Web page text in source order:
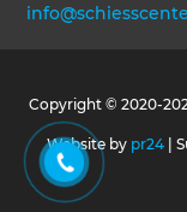
Copyright © 2020-
Website by pr24 |